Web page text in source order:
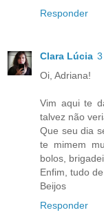
Responder
Clara Lúcia
Oi, Adriana!
Vim aqui te
talvez não
Que seu dia
te mimem
bolos,
Enfim, tudo
Beijos
Responder